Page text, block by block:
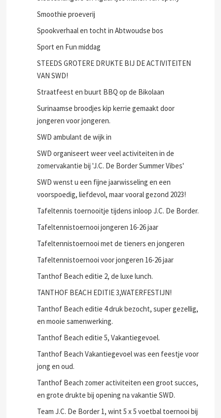
Smoothie proeverij
Spookverhaal en tocht in Abtwoudse bos
Sport en Fun middag
STEEDS GROTERE DRUKTE BIJ DE ACTIVITEITEN
VAN SWD!
Straatfeest en buurt BBQ op de Bikolaan
Surinaamse broodjes kip kerrie gemaakt door
jongeren voor jongeren.
SWD ambulant de wijk in
SWD organiseert weer veel activiteiten in de
zomervakantie bij 'J.C. De Border Summer Vibes'
SWD wenst u een fijne jaarwisseling en een
voorspoedig, liefdevol, maar vooral gezond 2023!
Tafeltennis toernooitje tijdens inloop J.C. De Border.
Tafeltennistoernooi jongeren 16-26 jaar
Tafeltennistoernooi met de tieners en jongeren
Tafeltennistoernooi voor jongeren 16-26 jaar
Tanthof Beach editie 2, de luxe lunch.
TANTHOF BEACH EDITIE 3,WATERFESTIJN!
Tanthof Beach editie 4 druk bezocht, super gezellig,
en mooie samenwerking.
Tanthof Beach editie 5, Vakantiegevoel.
Tanthof Beach Vakantiegevoel was een feestje voor
jong en oud.
Tanthof Beach zomer activiteiten een groot succes,
en grote drukte bij opening na vakantie SWD.
Team J.C. De Border 1, wint 5 x 5 voetbal toernooi bij